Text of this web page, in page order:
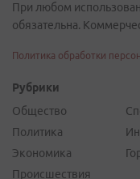
При любом
обязательна.
Политика обработки
Рубрики
Общество
Политика
Экономика
Происшествия